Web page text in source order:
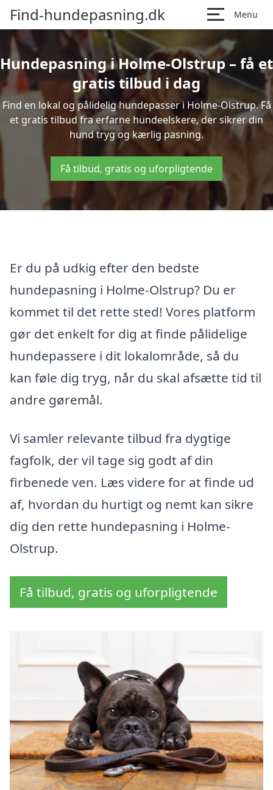
Find-hundepasning.dk Menu
Hundepasning i Holme-Olstrup – få et
gratis tilbud i dag
Find en lokal og pålidelig hundepasser i Holme-Olstrup. Få
et gratis tilbud fra erfarne hundeelskere, der sikrer din
hund tryg og kærlig pasning.
Få tilbud, gratis og uforpligtende
Er du på udkig efter den bedste
hundepasning i Holme-Olstrup? Du er
kommet til det rette sted! Vores platform
gør det enkelt for dig at finde pålidelige
hundepassere i dit lokalområde, så du
kan føle dig tryg, når du skal afsætte tid til
andre gøremål.
Vi samler relevante tilbud fra dygtige
fagfolk, der vil tage sig godt af din
firbenede ven. Læs videre for at finde ud
af, hvordan du hurtigt og nemt kan sikre
dig den rette hundepasning i Holme-
Olstrup.
Få tilbud, gratis og uforpligtende